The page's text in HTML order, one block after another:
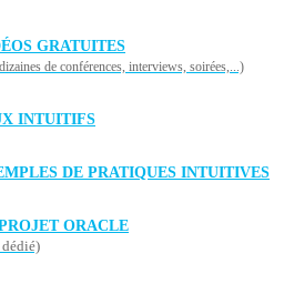
GRATUITES
de conférences, interviews, soirées,...)
INTUITIFS
DE PRATIQUES INTUITIVES
ORACLE